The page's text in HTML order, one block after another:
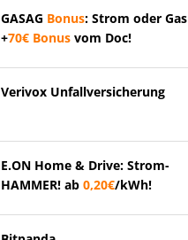
GASAG Bonus: Strom oder Gas
+70€ Bonus vom Doc!
Verivox Unfallversicherung
E.ON Home & Drive: Strom-
HAMMER! ab 0,20€/kWh!